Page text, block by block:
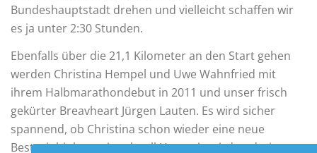
Bundeshauptstadt drehen und vielleicht schaffen wir
es ja unter 2:30 Stunden.
Ebenfalls über die 21,1 Kilometer an den Start gehen
werden Christina Hempel und Uwe Wahnfried mit
ihrem Halbmarathondebut in 2011 und unser frisch
gekürter Breavheart Jürgen Lauten. Es wird sicher
spannend, ob Christina schon wieder eine neue
Bestzeit hinlegt, wie schnell Uwe sein wird und wie